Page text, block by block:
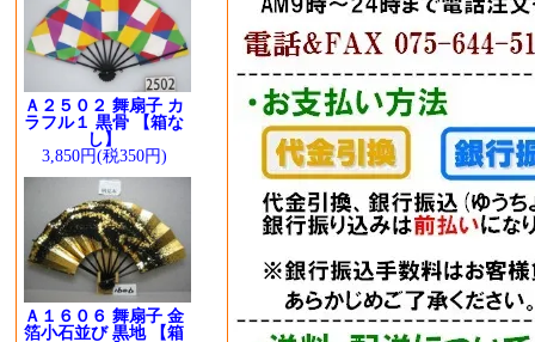
Ａ２５０２ 舞扇子 カ
ラフル１ 黒骨 【箱な
し】
3,850円(税350円)
Ａ１６０６ 舞扇子 金
箔小石並び 黒地 【箱